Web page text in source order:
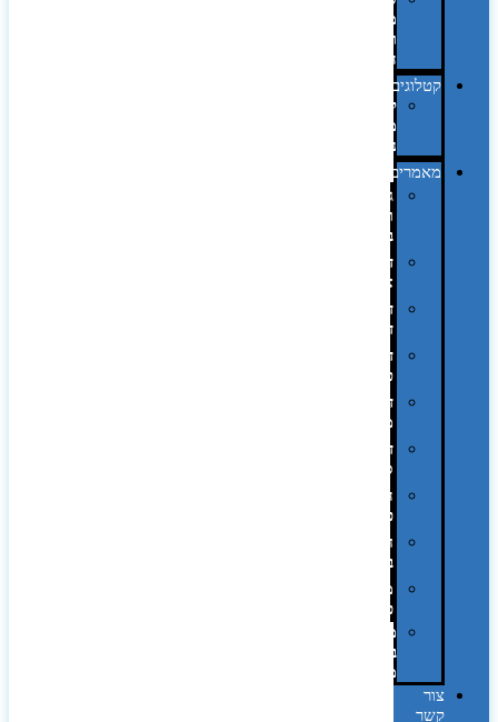
מחשב
וציוד
היקפי
קטלוגים
קטלוג
מוצרי
נייר
מאמרים
גימורים
והשבחות
בדפוס
דפוס
אופסט
דפוס
דיגיטלי
דפוס
טמפון
דפוס
משי
דפוס
סובלימציה
הדפס
פרוצס
חריטה
בלייזר
מהו
פנטון?
מיתוג
באמצעות
מדבקות
צור
קשר